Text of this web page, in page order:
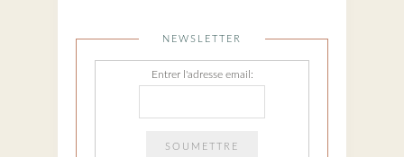
NEWSLETTER
Entrer l'adresse email: